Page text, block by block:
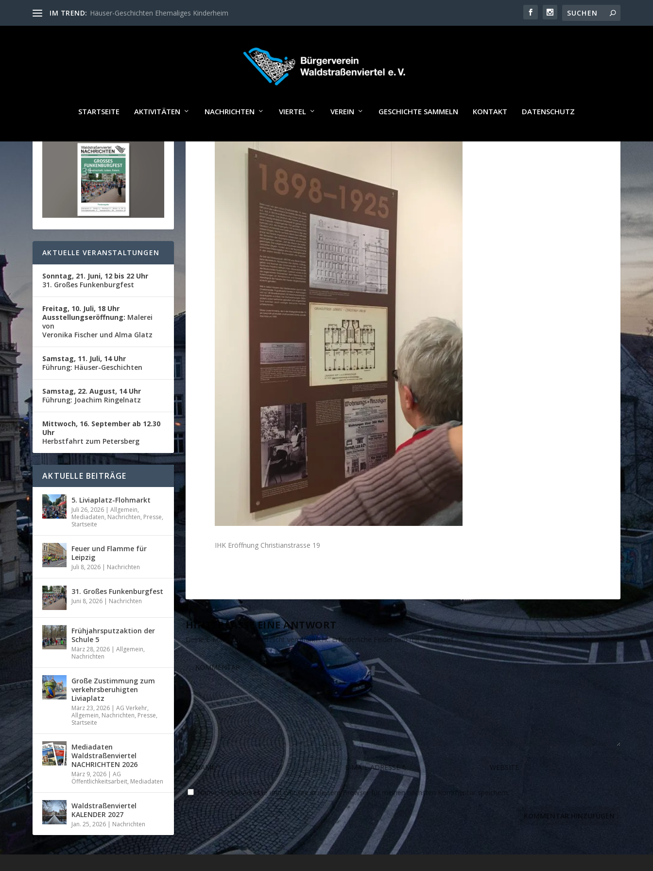
IM TREND: Häuser-Geschichten Ehemaliges Kinderheim
STARTSEITE AKTIVITÄTEN NACHRICHTEN VIERTEL VEREIN GESCHICHTE SAMMELN KONTAKT DATENSCHUTZ
IMG_0321
IHK Eröffnung Christianstrasse 19
HINTERLASSE EINE ANTWORT
Deine E-Mail-Adresse wird nicht veröffentlicht. Erforderliche Felder sind mit*markiert
Name, E-Mail-Adresse und Website in diesem Browser für meinen nächsten Kommentar speichern.
WALDSTRASSENVIERTEL N
AKTUELLE VERANSTALTUNGEN
Sonntag, 21. Juni, 12 bis 22 Uhr
31. Großes Funkenburgfest
Freitag, 10. Juli, 18 Uhr
Ausstellungseröffnung: Malerei
von
Veronika Fischer und Alma Glatz
Samstag, 11. Juli, 14 Uhr
Führung: Häuser-Geschichten
Samstag, 22. August, 14 Uhr
Führung: Joachim Ringelnatz
Mittwoch, 16. September ab 12.30
Uhr
Herbstfahrt zum Petersberg
AKTUELLE BEITRÄGE
5. Liviaplatz-Flohmarkt
Juli 26, 2026 |Allgemein,
Mediadaten, Nachrichten, Presse,
Startseite
Feuer und Flamme für
Leipzig
Juli 8, 2026 | Nachrichten
31. Großes Funkenburgfest
Juni 8, 2026 | Nachrichten
Frühjahrsputzaktion der
Schule 5
März 28, 2026 |Allgemein,
Nachrichten
Große Zustimmung zum
verkehrsberuhigten
Liviaplatz
März 23, 2026 |AG Verkehr,
Allgemein, Nachrichten, Presse,
Startseite
Mediadaten
Waldstraßenviertel
NACHRICHTEN 2026
März 9, 2026 |AG
Öffentlichkeitsarbeit, Mediadaten
Waldstraßenviertel
KALENDER 2027
Jan. 25, 2026 | Nachrichten